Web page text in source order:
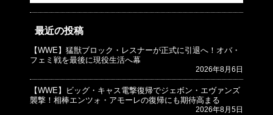
最近の投稿
【WWE】猛獣ブロック・レスナーが正式に引退へ！オバ・
フェミ戦を最後に現役生活へ幕
2026年8月6日
【WWE】ビッグ・キャス電撃復帰でジェボン・エヴァンズ
襲撃！相棒エンツォ・アモーレの復帰にも期待高まる
2026年8月5日
© プロレスJunkie ～WWEの最新情報 USA～